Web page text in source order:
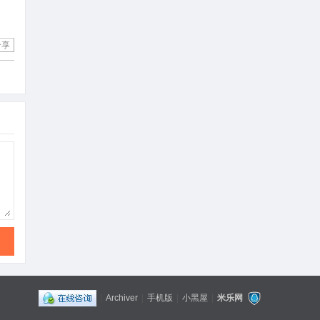
Archiver 手机版 小黑屋 米乐网